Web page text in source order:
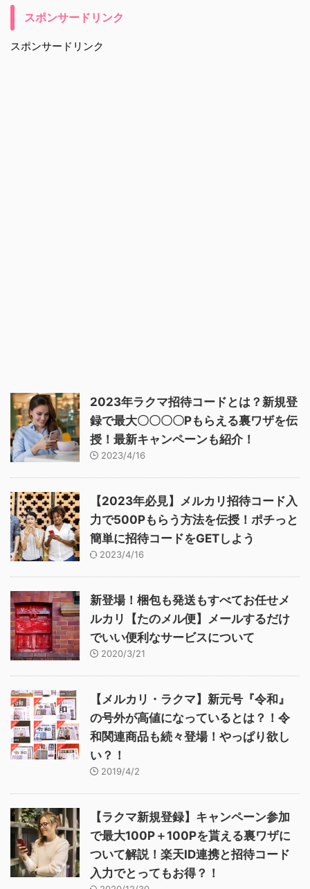
スポンサードリンク
スポンサードリンク
2023年ラクマ招待コードとは？新規登
録で最大〇〇〇〇Pもらえる裏ワザを伝
授！最新キャンペーンも紹介！
2023/4/16
【2023年必見】メルカリ招待コード入
力で500Pもらう方法を伝授！ポチっと
簡単に招待コードをGETしよう
2023/4/16
新登場！梱包も発送もすべてお任せメ
ルカリ【たのメル便】メールするだけ
でいい便利なサービスについて
2020/3/21
【メルカリ・ラクマ】新元号『令和』
の号外が高値になっているとは？！令
和関連商品も続々登場！やっぱり欲し
い？！
2019/4/2
【ラクマ新規登録】キャンペーン参加
で最大100P＋100Pを貰える裏ワザに
ついて解説！楽天ID連携と招待コード
入力でとってもお得？！